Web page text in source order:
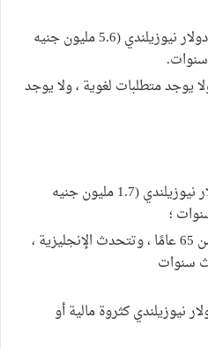
الاستثمار بقيمة 10 ملايين دولار نيوزيلندي (5.6 مليون جنيه
يوجد متطلبات لغوية ، ولا يوجد
استثمار قدره 3 ملايين دولار نيوزيلندي (1.7 مليون جنيه
؛
يجب أن يكون عمرك أكثر من 65 عامًا ، وتتحدث الإنجليزية ،
سنوات
مليون دولار نيوزيلندي كثروة مالية أو